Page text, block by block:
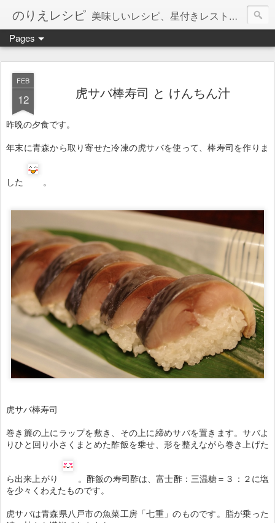
のりえレシピ 美味しいレシピ、星付きレストラン、絶品お取り寄せを紹介しています。
Pages
FEB
12 虎サバ棒寿司 と けんちん汁
昨晩の夕食です。
年末に青森から取り寄せた冷凍の虎サバを使って、棒寿司を作りま
した 。
虎サバ棒寿司
巻き簾の上にラップを敷き、その上に締めサバを置きます。サバよ
りひと回り小さくまとめた酢飯を乗せ、形を整えながら巻き上げた
ら出来上がり
。酢飯の寿司酢は、富士酢：三温糖＝３：２に塩
を少々くわえたものです。
虎サバは青森県八戸市の魚菜工房「七重」のものです。脂が乗った